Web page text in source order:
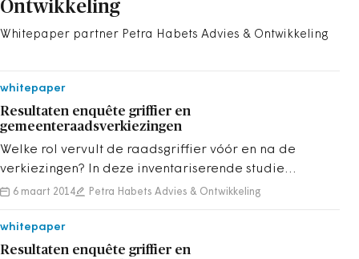
Ontwikkeling
Whitepaper partner Petra Habets Advies & Ontwikkeling
whitepaper
Resultaten enquête griffier en
gemeenteraadsverkiezingen
Welke rol vervult de raadsgriffier vóór en na de
verkiezingen? In deze inventariserende studie
waaraan 143 raadsgriffiers hebben meegew...
6 maart 2014 Petra Habets Advies & Ontwikkeling
whitepaper
Resultaten enquête griffier en